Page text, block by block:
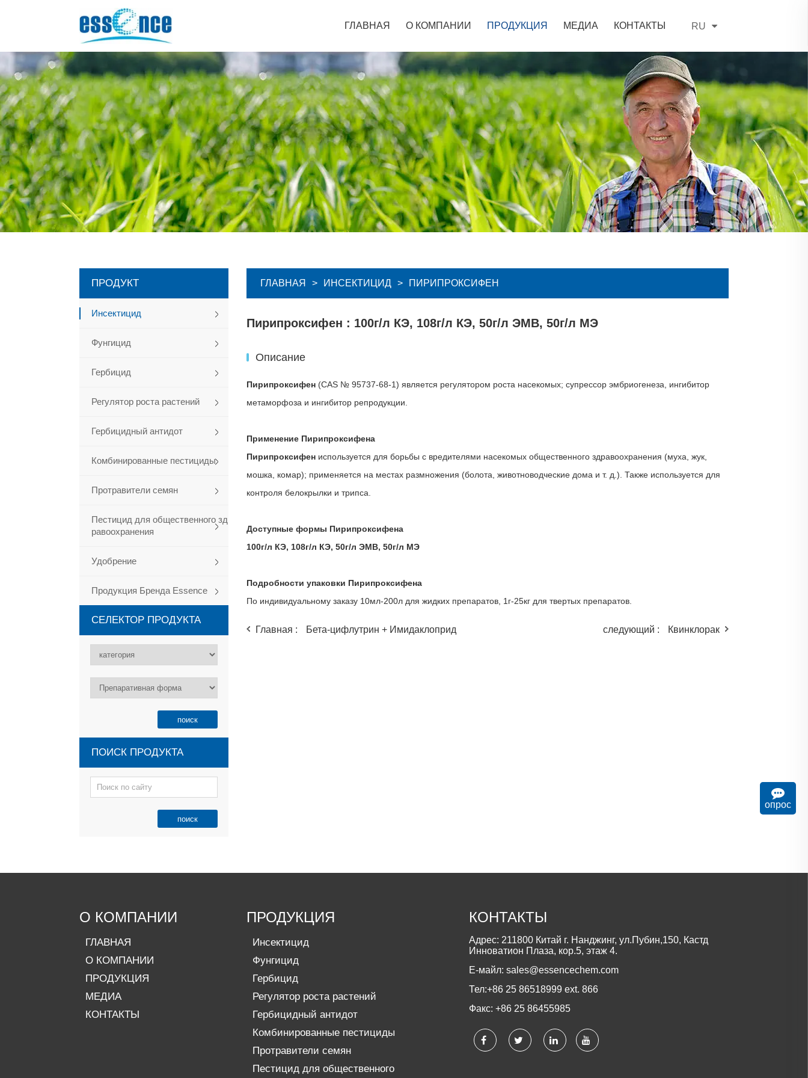
ГЛАВНАЯ О КОМПАНИИ ПРОДУКЦИЯ МЕДИА КОНТАКТЫ RU
ПРОДУКТ
Инсектицид
Фунгицид
Гербицид
Регулятор роста растений
Гербицидный антидот
Комбинированные пестициды
Протравители семян
Пестицид для общественного зд
равоохранения
Удобрение
Продукция Бренда Essence
СЕЛЕКТОР ПРОДУКТА
ПОИСК ПРОДУКТА
ГЛАВНАЯ > ИНСЕКТИЦИД > ПИРИПРОКСИФЕН
Пирипроксифен : 100г/л КЭ, 108г/л КЭ, 50г/л ЭМВ, 50г/л МЭ
Описание
Пирипроксифен(CAS № 95737-68-1) является регулятором роста насекомых; супрессор эмбриогенеза, ингибитор
метаморфоза и ингибитор репродукции.
Применение Пирипроксифена
Пирипроксифениспользуется для борьбы с вредителями насекомых общественного здравоохранения (муха, жук,
мошка, комар); применяется на местах размножения (болота, животноводческие дома и т. д.). Также используется для
контроля белокрылки и трипса.
Доступные формы Пирипроксифена
100г/л КЭ, 108г/л КЭ, 50г/л ЭМВ, 50г/л МЭ
Подробности упаковки Пирипроксифена
По индивидуальному заказу 10мл-200л для жидких препаратов, 1г-25кг для твертых препаратов.
Главная : Бета-цифлутрин + Имидаклоприд следующий : Квинклорак
О КОМПАНИИ
ГЛАВНАЯ
О КОМПАНИИ
ПРОДУКЦИЯ
МЕДИА
КОНТАКТЫ
ПРОДУКЦИЯ
Инсектицид
Фунгицид
Гербицид
Регулятор роста растений
Гербицидный антидот
Комбинированные пестициды
Протравители семян
Пестицид для общественного
КОНТАКТЫ
Адрес: 211800 Китай г. Нанджинг, ул.Пубин,150, Кастд
Инноватион Плаза, кор.5, этаж 4.
Е-майл: sales@essencechem.com
Тел:+86 25 86518999 ext. 866
Факс: +86 25 86455985
опрос